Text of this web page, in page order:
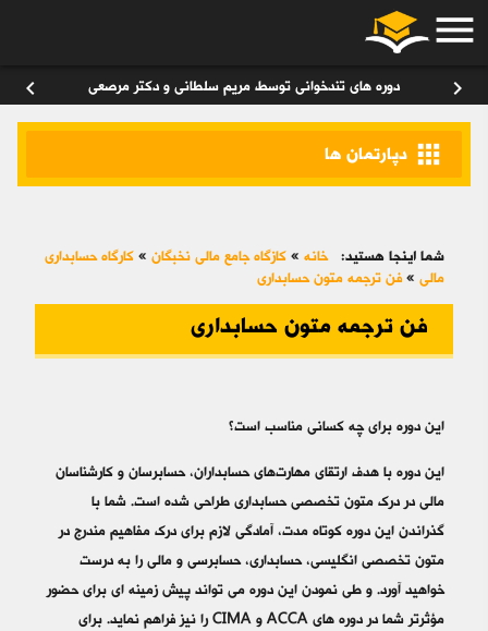
menu
chevron_right دوره های تندخوانی توسط مریم سلطانی و دکتر مرصعی chevron_left
apps دپارتمان ها
شما اینجا هستید: خانه » کازگاه جامع مالی نخبگان » کارگاه حسابداری
مالی » فن ترجمه متون حسابداری
فن ترجمه متون حسابداری
این دوره برای چه کسانی مناسب است؟
این دوره با هدف ارتقای مهارت‌های حسابداران، حسابرسان و کارشناسان
مالی در درک متون تخصصی حسابداری طراحی شده است. شما با
گذراندن این دوره کوتاه مدت، آمادگی لازم برای درک مفاهیم مندرج در
متون تخصصی انگلیسی، حسابداری، حسابرسی و مالی را به درست
خواهید آورد. و طی نمودن این دوره می تواند پیش زمینه ای برای حضور
مؤثرتر شما در دوره های ACCA و CIMA را نیز فراهم نماید. برای